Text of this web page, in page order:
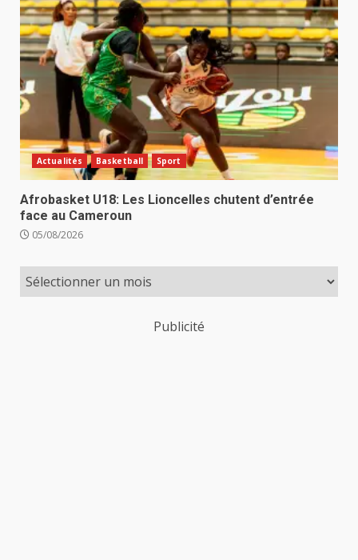
Actualités Basketball Sport
Afrobasket U18: Les Lioncelles chutent d’entrée
face au Cameroun
05/08/2026
Publicité